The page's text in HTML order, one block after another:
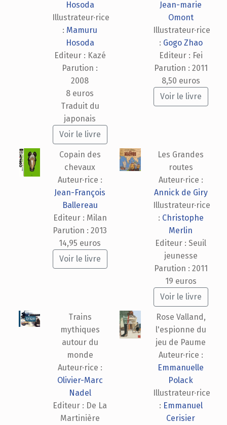
Hosoda
Illustrateur·rice
: Mamuru
Hosoda
Editeur : Kazé
Parution :
2008
8 euros
Traduit du
japonais
Voir le livre
Jean-marie
Omont
Illustrateur·rice
: Gogo Zhao
Editeur : Fei
Parution : 2011
8,50 euros
Voir le livre
Copain des
chevaux
Auteur·rice :
Jean-François
Ballereau
Editeur : Milan
Parution : 2013
14,95 euros
Voir le livre
Les Grandes
routes
Auteur·rice :
Annick de Giry
Illustrateur·rice
: Christophe
Merlin
Editeur : Seuil
jeunesse
Parution : 2011
19 euros
Voir le livre
Trains
mythiques
autour du
monde
Auteur·rice :
Olivier-Marc
Nadel
Editeur : De La
Martinière
Rose Valland,
l'espionne du
jeu de Paume
Auteur·rice :
Emmanuelle
Polack
Illustrateur·rice
: Emmanuel
Cerisier